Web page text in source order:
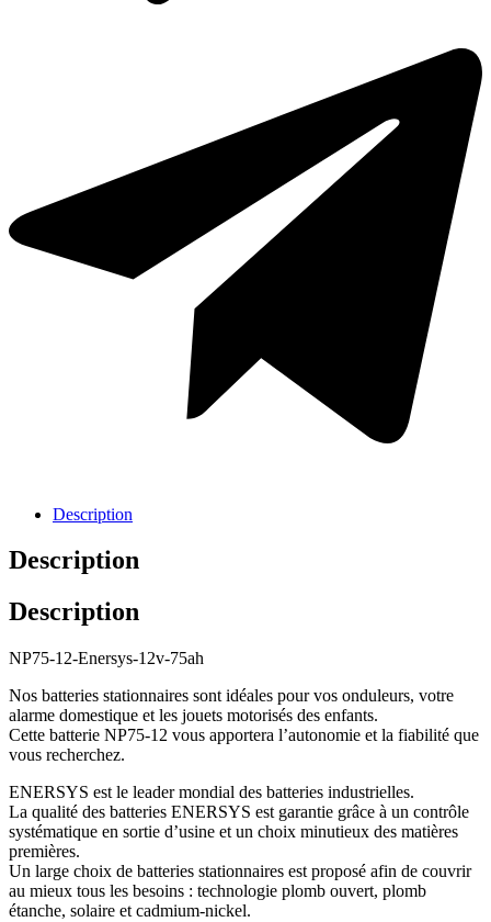
Description
Description
Description
NP75-12-Enersys-12v-75ah
Nos batteries stationnaires sont idéales pour vos onduleurs, votre
alarme domestique et les jouets motorisés des enfants.
Cette batterie NP75-12 vous apportera l’autonomie et la fiabilité que
vous recherchez.
ENERSYS est le leader mondial des batteries industrielles.
La qualité des batteries ENERSYS est garantie grâce à un contrôle
systématique en sortie d’usine et un choix minutieux des matières
premières.
Un large choix de batteries stationnaires est proposé afin de couvrir
au mieux tous les besoins : technologie plomb ouvert, plomb
étanche, solaire et cadmium-nickel.